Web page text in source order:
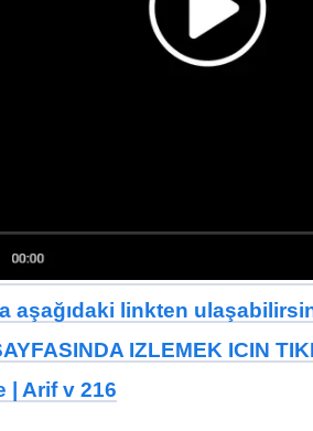
aşağıdaki linkten
IZLEMEK ICIN
| Arif v 216